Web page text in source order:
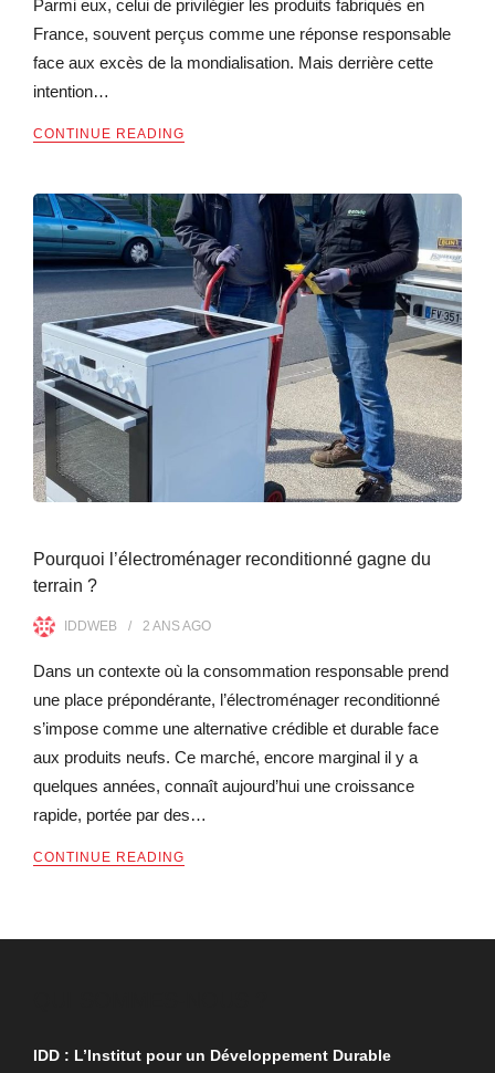
Parmi eux, celui de privilégier les produits fabriqués en
France, souvent perçus comme une réponse responsable
face aux excès de la mondialisation. Mais derrière cette
intention…
CONTINUE READING
Pourquoi l’électroménager reconditionné gagne du
terrain ?
IDDWEB 2 ANSAGO
Dans un contexte où la consommation responsable prend
une place prépondérante, l’électroménager reconditionné
s’impose comme une alternative crédible et durable face
aux produits neufs. Ce marché, encore marginal il y a
quelques années, connaît aujourd’hui une croissance
rapide, portée par des…
CONTINUE READING
IDD : L’Institut pour un Développement Durable